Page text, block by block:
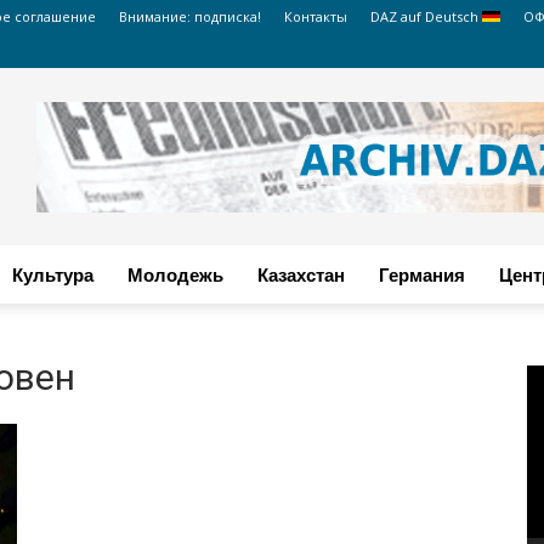
соглашение Внимание: подписка! Контакты DAZ auf Deutsch
Культура Молодежь Казахстан Германия